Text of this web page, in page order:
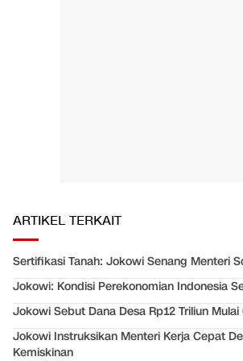
ARTIKEL TERKAIT
Sertifikasi Tanah: Jokowi Senang Menteri
Jokowi: Kondisi Perekonomian Indonesia
Jokowi Sebut Dana Desa Rp12 Triliun Mulai
Jokowi Instruksikan Menteri Kerja Cepat
Kemiskinan